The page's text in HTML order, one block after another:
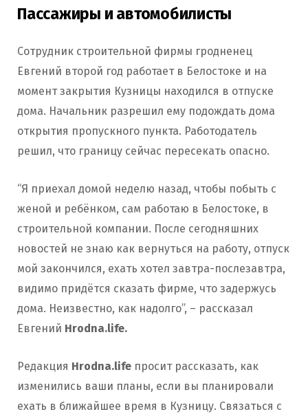
Пассажиры и автомобилисты
Сотрудник строительной фирмы гродненец
Евгений второй год работает в Белостоке и на
момент закрытия Кузницы находился в отпуске
дома. Начальник разрешил ему подождать дома
открытия пропускного пункта. Работодатель
решил, что границу сейчас пересекать опасно.
“Я приехал домой неделю назад, чтобы побыть с
женой и ребёнком, сам работаю в Белостоке, в
строительной компании. После сегодняшних
новостей не знаю как вернуться на работу, отпуск
мой закончился, ехать хотел завтра-послезавтра,
видимо придётся сказать фирме, что задержусь
дома. Неизвестно, как надолго”, – рассказал
Евгений Hrodna.life.
Редакция Hrodna.life просит рассказать, как
изменились ваши планы, если вы планировали
ехать в ближайшее время в Кузницу. Связаться с